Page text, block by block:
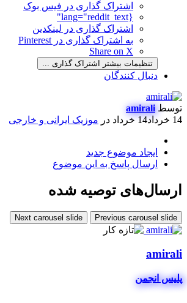
اشتراک گذاری در فیس بوک
{lang="reddit_text"
اشتراک گذاری در لینکدین
به اشتراک گذاری در Pinterest
Share on X
تنظیمات بیشتر اشتراک گذاری ...
دنبال کنندگان
توسطamirali
14 خرداد
14 خرداد در موزیک ایرانی و خارجی
ایجاد موضوع جدید
ارسال پاسخ به این موضوع
ارسال‌های توصیه شده
Previous carousel slide
Next carousel slide
amirali
پلیس انجمن